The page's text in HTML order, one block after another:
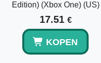
Edition) (Xbox One) (US)
17.51 €
KOPEN